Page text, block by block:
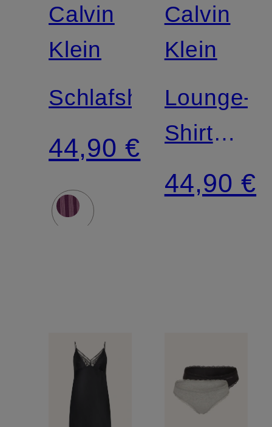
Calvin
Klein
Schlafshorts
44,90 €
Calvin
Klein
Lounge-
Shirt
ULTRA
SOFT
44,90 €